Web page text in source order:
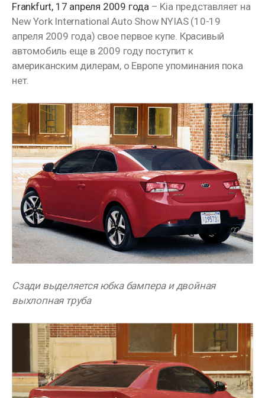
Frankfurt, 17 апреля 2009 года – Kia представляет на
New York International Auto Show NYIAS (10-19
апреля 2009 года) свое первое купе. Красивый
автомобиль еще в 2009 году поступит к
американским дилерам, о Европе упоминания пока
нет.
Сзади выделяется юбка бампера и двойная
выхлопная труба